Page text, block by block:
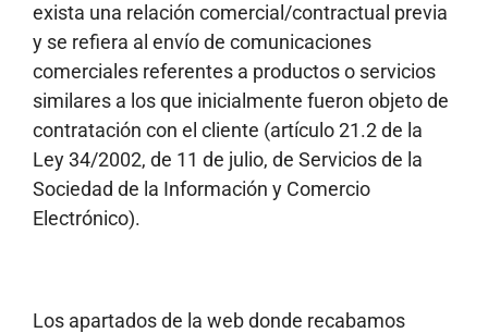
exista una relación comercial/contractual previa
y se refiera al envío de comunicaciones
comerciales referentes a productos o servicios
similares a los que inicialmente fueron objeto de
contratación con el cliente (artículo 21.2 de la
Ley 34/2002, de 11 de julio, de Servicios de la
Sociedad de la Información y Comercio
Electrónico).
Los apartados de la web donde recabamos